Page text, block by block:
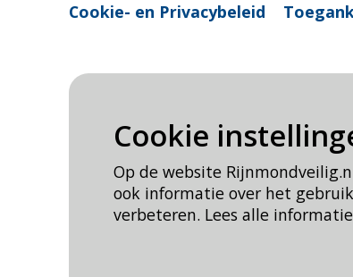
Cookie
Op de website
ook informatie over het
verbeteren. Lees alle
Cookie- en Privacybeleid